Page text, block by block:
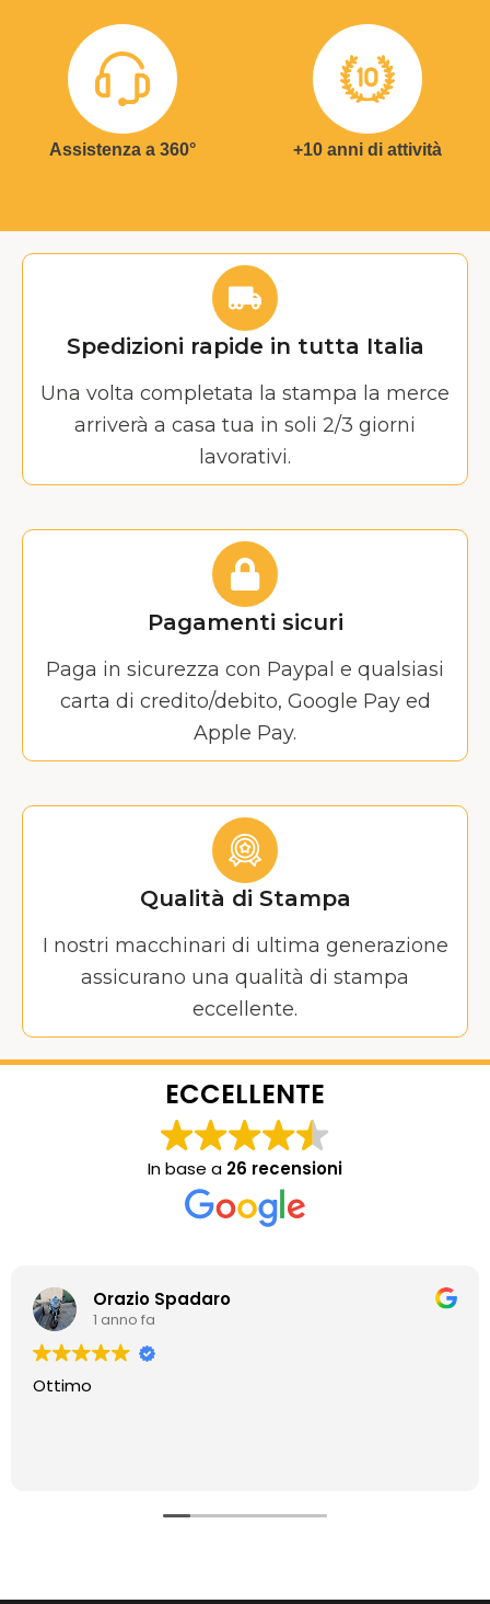
Assistenza a 360° +10 anni di attività
Spedizioni rapide in tutta Italia
Una volta completata la stampa la merce
arriverà a casa tua in soli 2/3 giorni
lavorativi.
Pagamenti sicuri
Paga in sicurezza con Paypal e qualsiasi
carta di credito/debito, Google Pay ed
Apple Pay.
Qualità di Stampa
I nostri macchinari di ultima generazione
assicurano una qualità di stampa
eccellente.
ECCELLENTE
In base a 26 recensioni
Orazio Spadaro
1 anno fa
Ottimo